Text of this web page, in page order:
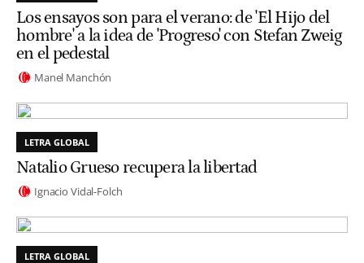
Los ensayos son para el verano: de 'El Hijo del
hombre' a la idea de 'Progreso' con Stefan Zweig
en el pedestal
Manel Manchón
LETRA GLOBAL
Natalio Grueso recupera la libertad
Ignacio Vidal-Folch
LETRA GLOBAL